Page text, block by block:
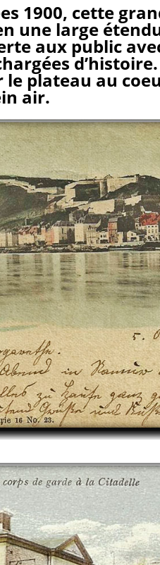
1900, cette
une large
aux public
le plateau au
air.